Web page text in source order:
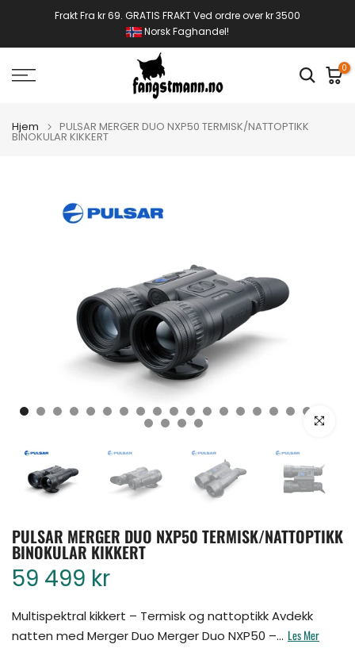
Frakt Fra kr 69. GRATIS FRAKT Ved ordre over kr 3500
Norsk Faghandel!
0
Hjem PULSAR MERGER DUO NXP50 TERMISK/NATTOPTIKK
BINOKULAR KIKKERT
Klikk for å
PULSAR MERGER DUO NXP50 TERMISK/NATTOPTIKK
BINOKULAR KIKKERT
59 499 kr
Multispektral kikkert – Termisk og nattoptikk Avdekk
natten med Merger Duo Merger Duo NXP50 –... Les Mer